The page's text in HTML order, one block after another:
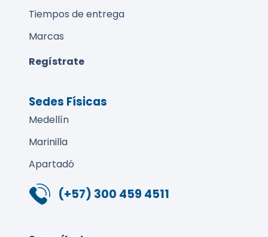
Tiempos de entrega
Marcas
Regístrate
Sedes Físicas
Medellín
Marinilla
Apartadó
(+57) 300 459 4511